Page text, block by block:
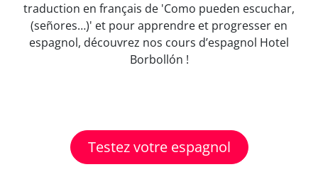
traduction en français de 'Como pueden escuchar,
(señores…)' et pour apprendre et progresser en
espagnol, découvrez nos cours d’espagnol Hotel
Borbollón !
Testez votre espagnol